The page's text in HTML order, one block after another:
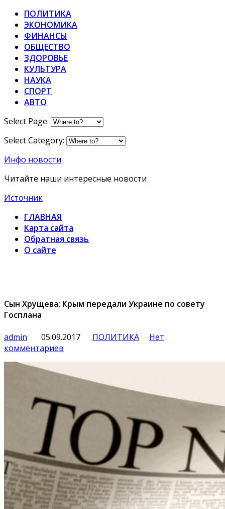
ПОЛИТИКА
ЭКОНОМИКА
ФИНАНСЫ
ОБЩЕСТВО
ЗДОРОВЬЕ
КУЛЬТУРА
НАУКА
СПОРТ
АВТО
Select Page:
Select Category:
Инфо новости
Читайте наши интересные новости
Источник
ГЛАВНАЯ
Карта сайта
Обратная связь
О сайте
Сын Хрущева: Крым передали Украине по совету
Госплана
admin
05.09.2017 ПОЛИТИКА
Нет
комментариев